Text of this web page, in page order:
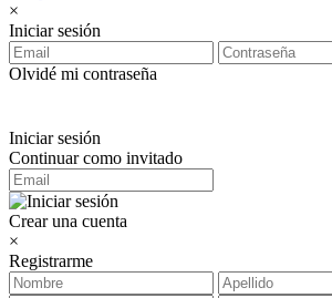
×
Iniciar sesión
Olvidé mi contraseña
Iniciar sesión
Continuar como invitado
Crear una cuenta
×
Registrarme